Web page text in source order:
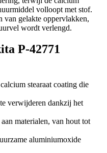
volloopt met stof.
van gelakte oppervlakken,
wordt verlengd.
P-42771
stearaat coating die
verwijderen dankzij het
materialen, van hout tot
aluminiumoxide